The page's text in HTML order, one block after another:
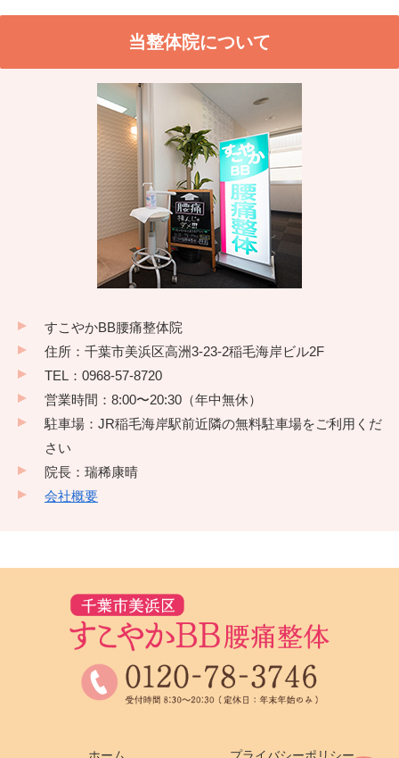
当整体院について
すこやかBB腰痛整体院
住所：千葉市美浜区高洲3-23-2稲毛海岸ビル2F
TEL：0968-57-8720
営業時間：8:00〜20:30（年中無休）
駐車場：JR稲毛海岸駅前近隣の無料駐車場をご利用くだ
さい
院長：瑞稀康晴
会社概要